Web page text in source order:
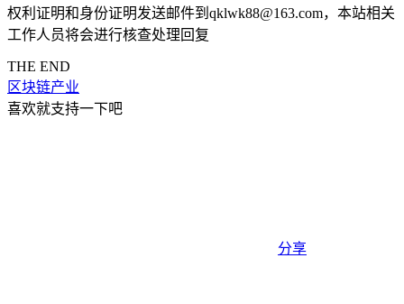
权利证明和身份证明发送邮件到qklwk88@163.com，本站相关
工作人员将会进行核查处理回复
THE END
区块链产业
喜欢就支持一下吧
分享